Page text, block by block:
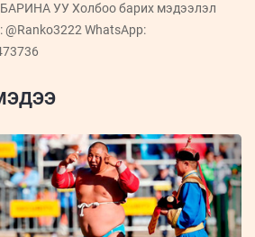
УУ Холбоо барих мэдээлэл
@Ranko3222 WhatsApp: